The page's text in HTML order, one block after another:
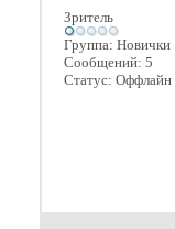
Зритель
Группа: Новички
Сообщений: 5
Статус: Оффлайн